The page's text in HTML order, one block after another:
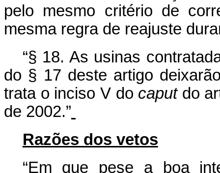
pelo mesmo critério de
mesma regra de reajuste
“§ 18. As usinas
do § 17 deste artigo
trata o inciso V do caputdo
de 2002.”
Razões dos vetos
“Em que pese a boa